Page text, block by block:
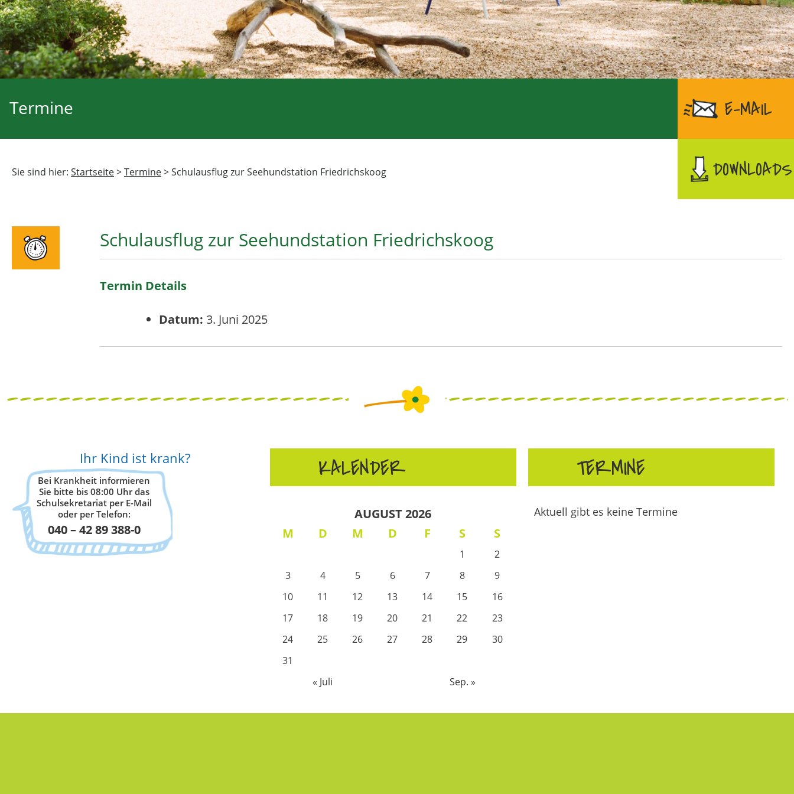
Termine E-MAIL
DOWNLOADS
Sie sind hier: Startseite>Termine>Schulausflug zur Seehundstation Friedrichskoog
Schulausflug zur Seehundstation Friedrichskoog
Termin Details
Datum: 3. Juni 2025
Ihr Kind ist krank?
Bei Krankheit informieren
Sie bitte bis 08:00 Uhr das
Schulsekretariat per E-Mail
oder per Telefon:
040 – 42 89 388-0
KALENDER
AUGUST 2026
M
D M D F S S
1
2
3
4 5 6 7 8
9
10
11 12 13 14 15
16
17
18 19 20 21 22
23
24
25 26 27 28 29
30
31
« Juli
Sep. »
TERMINE
Aktuell gibt es keine Termine